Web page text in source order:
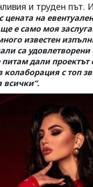
и труден път.
на
е само моя
известен
са
дали
с топ
всички“.